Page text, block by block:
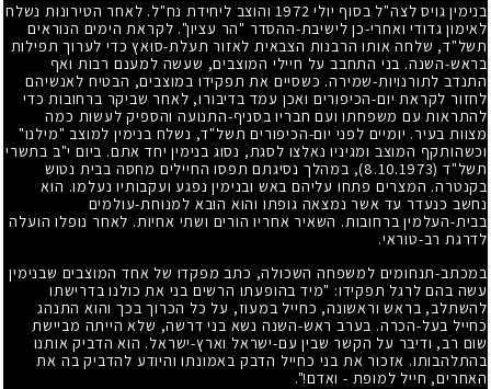
בנימין גויס לצה"ל בסוף יולי 1972והוצב ליחידת נח"ל. לאחר הטירונות נשלח
לאימון גדודי ואחרי-כן לישיבת-ההסדר "הר עציון". לקראת הימים הנוראים
תשל"ד, שלחה אותו הרבנות הצבאית לאזור תעלת-סואץ כדי לערוך תפילות
בראש-השנה. בני התחבב על חיילי המוצבים, שעשה למענם רבות ואף
התנדב לתורנויות-שמירה. כשסיים את תפקידו במוצבים, הבטיח לאנשיהם
לחזור לקראת יום-הכיפורים ואכן עמד בדיבורו, לאחר שביקר ברחובות כדי
להתראות עם משפחתו ועם חבריו בסניף-התנועה והספיק לעשות כמה
מצוות בעיר. יומיים לפני יום-הכיפורים תשל"ד, נשלח בנימין למוצב "מילנו"
וכשהותקף המוצב ומגיניו נאלצו לסגת, נסוג בנימין יחד אתם. ביום י"ב בתשרי
תשל"ד (8.10.1973)
, במהלך נסיגתם תפסו החיילים מחסה בבית נטוש
בקנטרה. המצרים פתחו עליהם באש ובנימין נפגע ועקבותיו נעלמו. הוא
נחשב כנעדר עד אשר נמצאה גופתו והוא הובא למנוחת-עולמים
בבית-העלמין ברחובות. השאיר אחריו הורים ושתי אחיות. לאחר נופלו הועלה
לדרגת רב-טוראי.
במכתב-תנחומים למשפחה השכולה, כתב מפקדו של אחד המוצבים שבנימין
עשה בהם לרגל תפקידו: "מיד בהופעתו הרשים בני את כולנו בדרישתו
להשתלב, בראש וראשונה, כחייל במעוז, על כל הכרוך בכך והוא התנהג
כחייל בעל-הכרה. בערב ראש-השנה נשא בני דרשה, שלא הייתה מביישת
שום רב, ודיבר על הקשר שבין עם-ישראל וארץ-ישראל. הוא הדביק אותנו
בהתלהבותו. אזכור את בני כחייל הדבק באמונתו והיודע להדביק בה את
האחרים, חייל למופת - ואדם!".